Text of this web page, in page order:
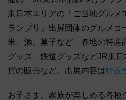
東日本エリアの「ご当地グルメ
ランプリ」出展団体のグルメコ
米、酒、菓子など、各地の特産
グッズ、鉄道グッズなどJR東
貨の販売など。出展内容は特設
お子さま、家族が楽しめる各種